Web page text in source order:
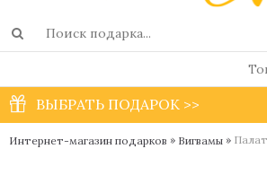
ВЫБРАТЬ ПОДАРОК >>
Интернет-магазин подарков » Вигвамы » Палатка